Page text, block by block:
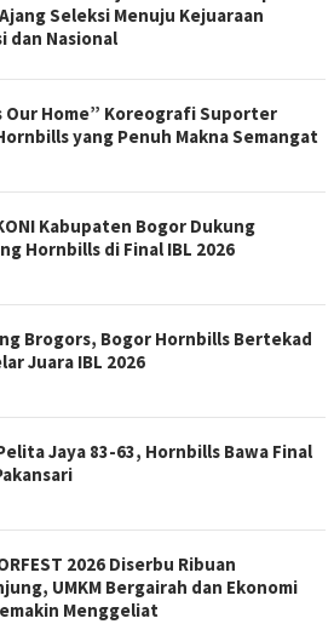
Seleksi Menuju Kejuaraan
dan Nasional
Our Home” Koreografi Suporter
yang Penuh Makna Semangat
Kabupaten Bogor Dukung
Hornbills di Final IBL 2026
Brogors, Bogor Hornbills Bertekad
Juara IBL 2026
Jaya 83-63, Hornbills Bawa Final
2026 Diserbu Ribuan
UMKM Bergairah dan Ekonomi
Menggeliat